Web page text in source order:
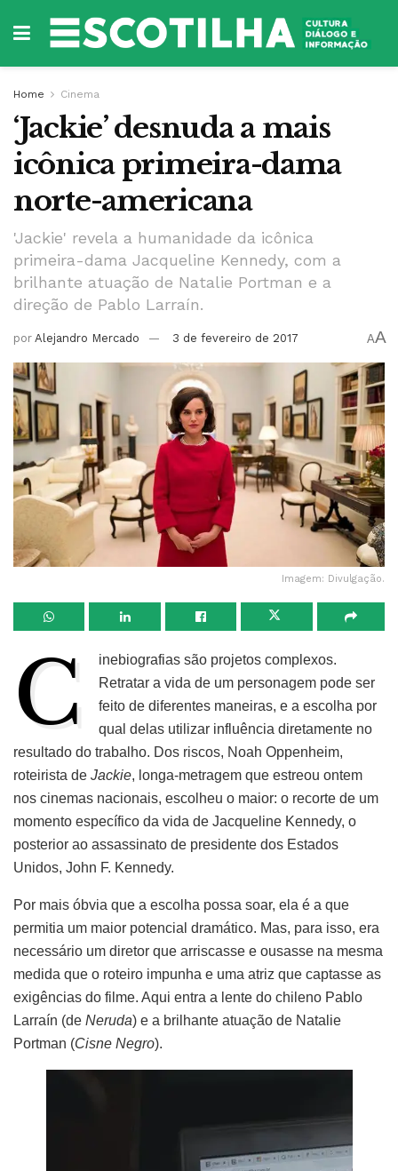
Home Cinema
‘Jackie’ desnuda a mais
icônica primeira-dama
norte-americana
'Jackie' revela a humanidade da icônica
primeira-dama Jacqueline Kennedy, com a
brilhante atuação de Natalie Portman e a
direção de Pablo Larraín.
por Alejandro Mercado 3 de fevereiro de 2017 AA
Imagem: Divulgação.
C
inebiografias são projetos complexos.
Retratar a vida de um personagem pode ser
feito de diferentes maneiras, e a escolha por
qual delas utilizar influência diretamente no
resultado do trabalho. Dos riscos, Noah Oppenheim,
roteirista de Jackie, longa-metragem que estreou ontem
nos cinemas nacionais, escolheu o maior: o recorte de um
momento específico da vida de Jacqueline Kennedy, o
posterior ao assassinato de presidente dos Estados
Unidos, John F. Kennedy.
Por mais óbvia que a escolha possa soar, ela é a que
permitia um maior potencial dramático. Mas, para isso, era
necessário um diretor que arriscasse e ousasse na mesma
medida que o roteiro impunha e uma atriz que captasse as
exigências do filme. Aqui entra a lente do chileno Pablo
Larraín (de Neruda) e a brilhante atuação de Natalie
Portman (Cisne Negro).